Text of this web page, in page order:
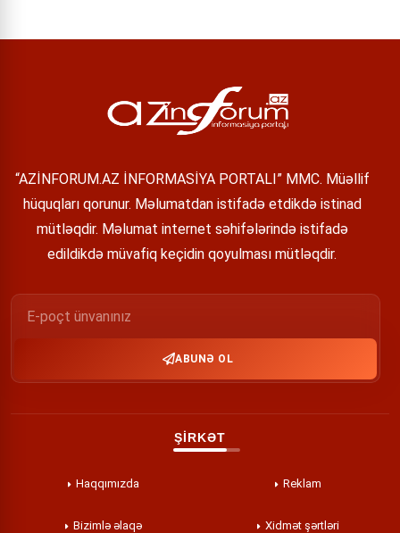
“AZİNFORUM.AZ İNFORMASİYA PORTALI” MMC. Müəllif
hüquqları qorunur. Məlumatdan istifadə etdikdə istinad
mütləqdir. Məlumat internet səhifələrində istifadə
edildikdə müvafiq keçidin qoyulması mütləqdir.
ABUNƏ OL
ŞİRKƏT
Haqqımızda Reklam
Bizimlə əlaqə Xidmət şərtləri